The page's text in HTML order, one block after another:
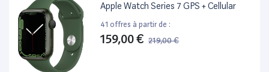
Apple Watch Series 7 GPS + Cellular
41 offres à partir de :
159,00 € 219,00 €